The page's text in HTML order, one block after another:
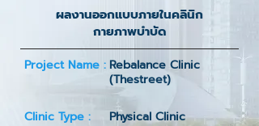
ผลงานออกแบบภายในคลินิก
กายภาพบำบัด
Project Name : Rebalance Clinic
(Thestreet)
Clinic Type :
Physical Clinic